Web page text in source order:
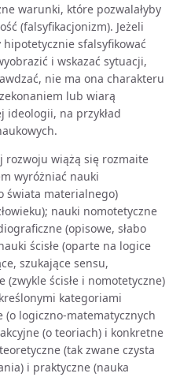
warunki, które pozwalałyby
(falsyfikacjonizm). Jeżeli
sfalsyfikować
i wskazać sytuacji,
nie ma ona charakteru
lub wiarą
ideologii, na przykład
wiążą się rozmaite
wyróżniać nauki
świata materialnego)
nauki nomotetyczne
(opisowe, słabo
ścisłe (oparte na logice
szukające sensu,
ścisłe i nomotetyczne)
kategoriami
logiczno-matematycznych
(o teoriach) i konkretne
(tak zwane czysta
i praktyczne (nauka